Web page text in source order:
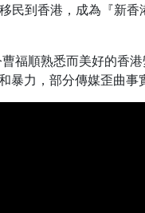
民到香港，成為『新
福順熟悉而美好的香
力，部分傳媒歪曲事